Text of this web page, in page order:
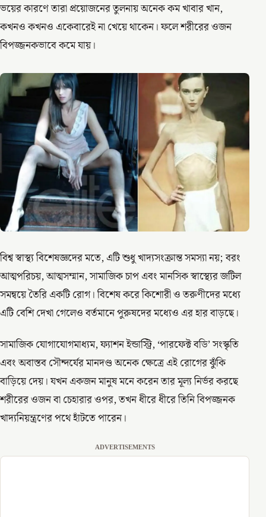
ভয়ের কারণে তারা প্রয়োজনের তুলনায় অনেক কম খাবার খান,
কখনও কখনও একেবারেই না খেয়ে থাকেন। ফলে শরীরের ওজন
বিপজ্জনকভাবে কমে যায়।
বিশ্ব স্বাস্থ্য বিশেষজ্ঞদের মতে, এটি শুধু খাদ্যসংক্রান্ত সমস্যা নয়; বরং
আত্মপরিচয়, আত্মসম্মান, সামাজিক চাপ এবং মানসিক স্বাস্থ্যের জটিল
সমন্বয়ে তৈরি একটি রোগ। বিশেষ করে কিশোরী ও তরুণীদের মধ্যে
এটি বেশি দেখা গেলেও বর্তমানে পুরুষদের মধ্যেও এর হার বাড়ছে।
সামাজিক যোগাযোগমাধ্যম, ফ্যাশন ইন্ডাস্ট্রি, ‘পারফেক্ট বডি’ সংস্কৃতি
এবং অবাস্তব সৌন্দর্যের মানদণ্ড অনেক ক্ষেত্রে এই রোগের ঝুঁকি
বাড়িয়ে দেয়। যখন একজন মানুষ মনে করেন তার মূল্য নির্ভর করছে
শরীরের ওজন বা চেহারার ওপর, তখন ধীরে ধীরে তিনি বিপজ্জনক
খাদ্যনিয়ন্ত্রণের পথে হাঁটতে পারেন।
ADVERTISEMENTS